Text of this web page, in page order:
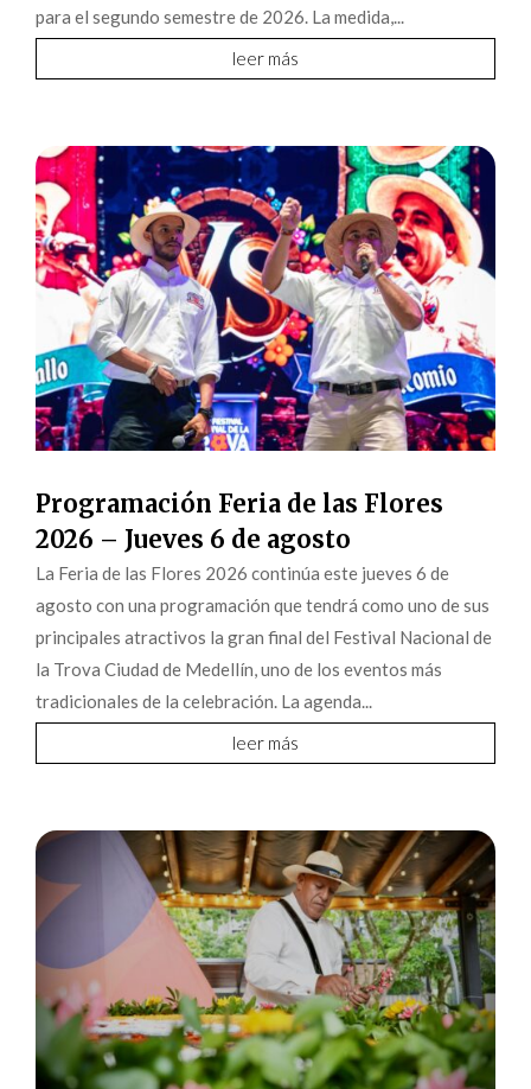
para el segundo semestre de 2026. La medida,...
leer más
Programación Feria de las Flores
2026 – Jueves 6 de agosto
La Feria de las Flores 2026 continúa este jueves 6 de
agosto con una programación que tendrá como uno de sus
principales atractivos la gran final del Festival Nacional de
la Trova Ciudad de Medellín, uno de los eventos más
tradicionales de la celebración. La agenda...
leer más